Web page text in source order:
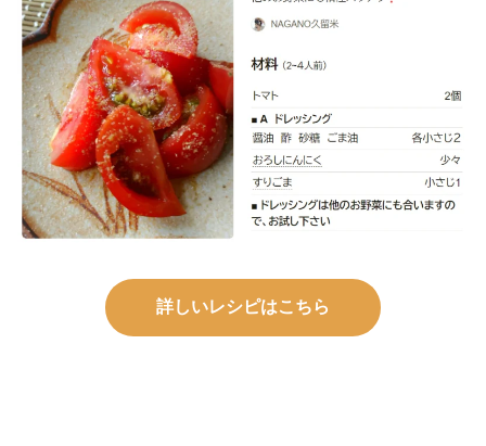
詳しいレシピはこちら